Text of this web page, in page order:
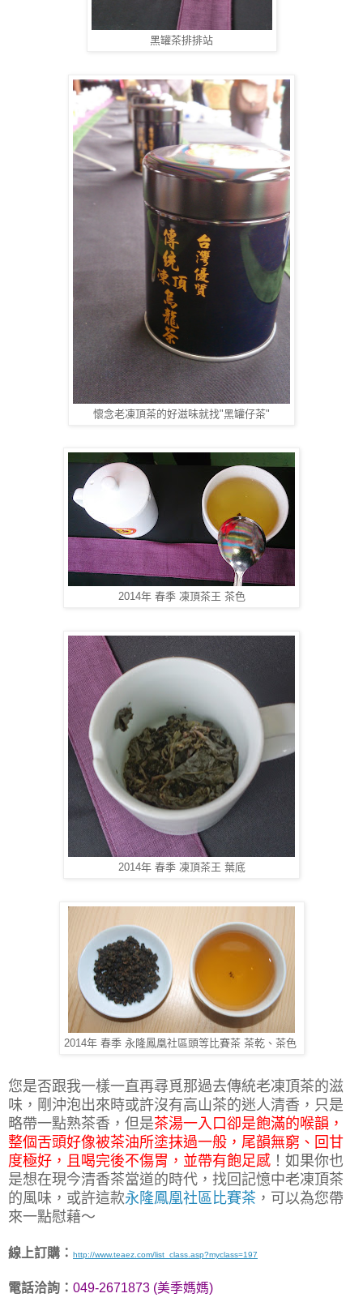
黑罐茶排排站
懷念老凍頂茶的好滋味就找"黑罐仔茶"
2014年 春季 凍頂茶王 茶色
2014年 春季 凍頂茶王 葉底
2014年 春季 永隆鳳凰社區頭等比賽茶 茶乾、茶色
您是否跟我一樣一直再尋覓那過去傳統老凍頂茶的滋
味，剛沖泡出來時或許沒有高山茶的迷人清香，只是
略帶一點熟茶香，但是茶湯一入口卻是飽滿的喉韻，
整個舌頭好像被茶油所塗抹過一般，尾韻無窮、回甘
度極好，且喝完後不傷胃，並帶有飽足感 ！如果你也
是想在現今清香茶當道的時代，找回記憶中老凍頂茶
的風味，或許這款永隆鳳凰社區比賽茶 ，可以為您帶
來一點慰藉～
線上訂購： http://www.teaez.com/list_class.asp?myclass=197
電話洽詢： 049-2671873 (美季媽媽)